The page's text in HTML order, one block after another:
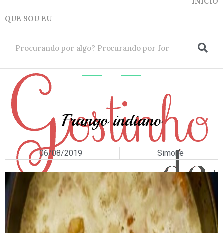
QUE SOU EU
Frango indiano
06/08/2019 Simone